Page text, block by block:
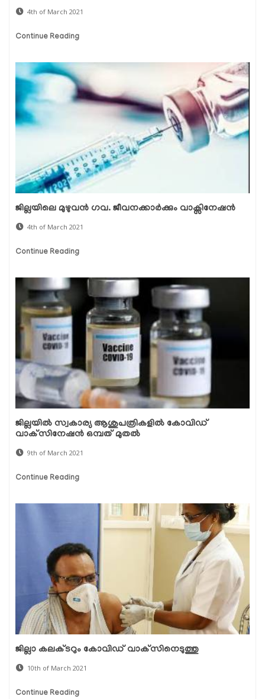
4th of March 2021
Continue Reading
ജില്ലയിലെ മുഴുവന്‍ ഗവ. ജീവനക്കാര്‍ക്കും വാക്സിനേഷന്‍
4th of March 2021
Continue Reading
ജില്ലയില്‍ സ്വകാര്യ ആശുപത്രികളില്‍ കോവിഡ്
വാക്‌സിനേഷന്‍ ഒമ്പത് മുതല്‍
9th of March 2021
Continue Reading
ജില്ലാ കലക്ടറും കോവിഡ് വാക്‌സിനെടുത്തു
10th of March 2021
Continue Reading